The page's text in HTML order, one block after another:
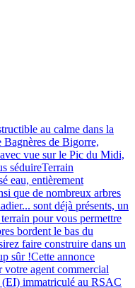
au calme dans la
de Bigorre,
vue sur le Pic du Midi,
séduireTerrain
eau, entièrement
que de nombreux arbres
sont déjà présents, un
pour vous permettre
bordent le bas du
faire construire dans un
sûr !Cette annonce
votre agent commercial
immatriculé au RSAC